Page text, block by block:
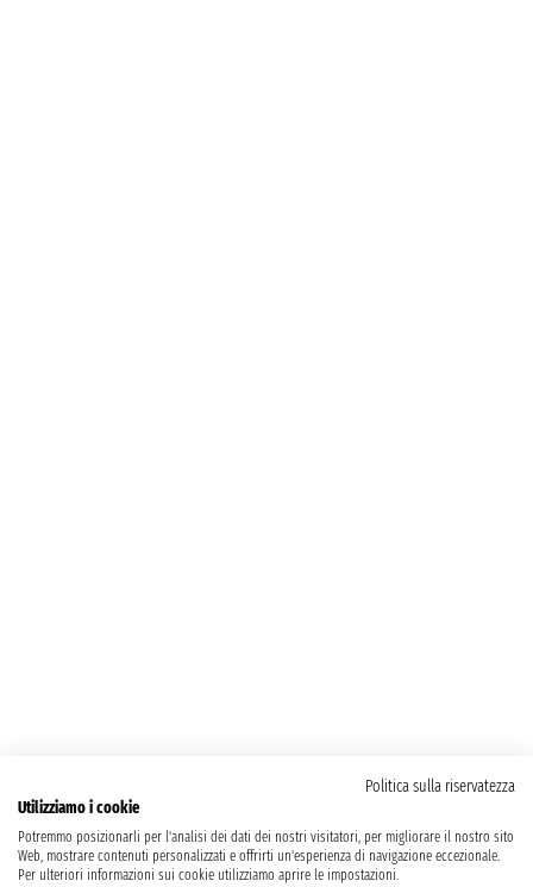
Politica sulla riservatezza
Utilizziamo i cookie
Potremmo posizionarli per l'analisi dei dati dei nostri visitatori, per migliorare il nostro sito
Web, mostrare contenuti personalizzati e offrirti un'esperienza di navigazione eccezionale.
Per ulteriori informazioni sui cookie utilizziamo aprire le impostazioni.